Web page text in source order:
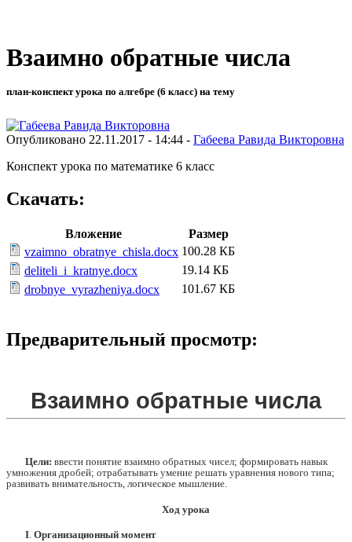
Взаимно обратные числа
план-конспект урока по алгебре (6 класс) на тему
Опубликовано 22.11.2017 - 14:44 - Габеева Равида Викторовна
Конспект урока по математике 6 класс
Скачать:
Вложение
Размер
vzaimno_obratnye_chisla.docx 100.28 КБ
deliteli_i_kratnye.docx
19.14 КБ
drobnye_vyrazheniya.docx
101.67 КБ
Предварительный просмотр:
Взаимно обратные числа
Цели: ввести понятие взаимно обратных чисел; формировать навык
умножения дробей; отрабатывать умение решать уравнения нового типа;
развивать внимательность, логическое мышление.
Ход урока
I. Организационный момент